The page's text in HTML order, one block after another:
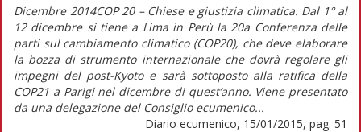
Dicembre 2014COP 20 – Chiese e giustizia climatica. Dal 1° al
12 dicembre si tiene a Lima in Perù la 20a Conferenza delle
parti sul cambiamento climatico (COP20), che deve elaborare
la bozza di strumento internazionale che dovrà regolare gli
impegni del post-Kyoto e sarà sottoposto alla ratifica della
COP21 a Parigi nel dicembre di quest’anno. Viene presentato
da una delegazione del Consiglio ecumenico...
Diario ecumenico, 15/01/2015, pag. 51